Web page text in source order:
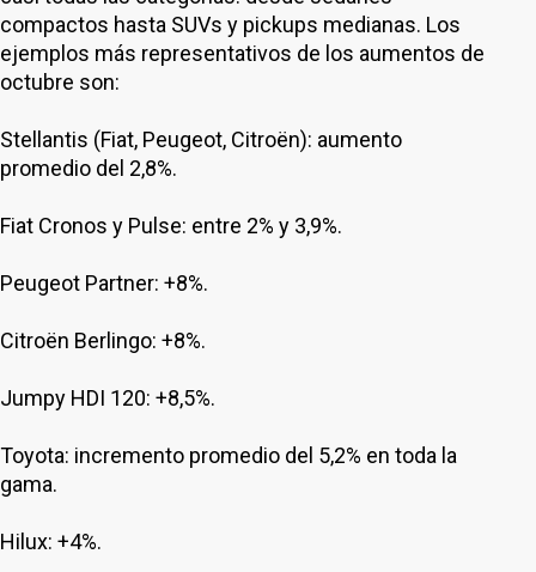
compactos hasta SUVs y pickups medianas. Los
ejemplos más representativos de los aumentos de
octubre son:
Stellantis (Fiat, Peugeot, Citroën): aumento
promedio del 2,8%.
Fiat Cronos y Pulse: entre 2% y 3,9%.
Peugeot Partner: +8%.
Citroën Berlingo: +8%.
Jumpy HDI 120: +8,5%.
Toyota: incremento promedio del 5,2% en toda la
gama.
Hilux: +4%.